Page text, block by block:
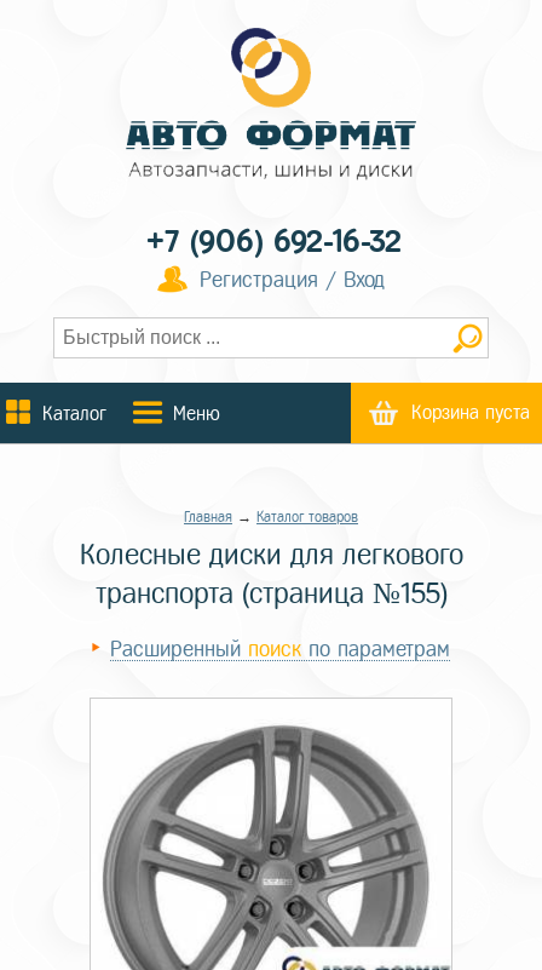
+7 (906) 692-16-32
Регистрация / Вход
Каталог Меню Корзина пуста
Главная → Каталог товаров
Колесные диски для легкового
транспорта (страница №155)
Расширенный поиск по параметрам